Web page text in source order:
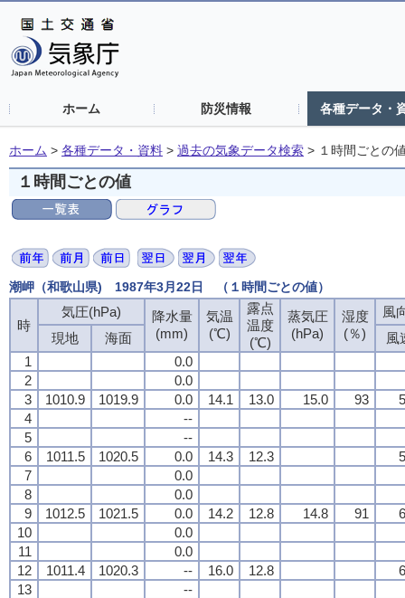
ホーム 防災情報 各種データ・
ホーム > 各種データ・資料 > 過去の気象データ検索 > １時間ごとの
１時間ごとの値
潮岬（和歌山県) 1987年3月22日 （１時間ごとの値）
時
気圧(hPa)
降水量
(mm)
気温
(℃)
露点
温度
(℃)
蒸気圧
(hPa)
湿度
(％)
風
現地
海面
風
1
0.0
2
0.0
3
1010.9 1019.9 0.0 14.1 13.0 15.0 93
4
--
5
--
6
1011.5 1020.5 0.0 14.3 12.3
7
0.0
8
0.0
9
1012.5 1021.5 0.0 14.2 12.8 14.8 91
10
0.0
11
0.0
12
1011.4 1020.3 -- 16.0 12.8
13
--
時
気圧(hPa)
降水量
(mm)
気温
(℃)
露点
温度
(℃)
蒸気圧
(hPa)
湿度
(％)
風
現地
海面
風
1
0.0
2
0.0
3
1010.9 1019.9 0.0 14.1 13.0 15.0 93
4
--
5
--
6
1011.5 1020.5 0.0 14.3 12.3
7
0.0
8
0.0
9
1012.5 1021.5 0.0 14.2 12.8 14.8 91
10
0.0
11
0.0
12
1011.4 1020.3 -- 16.0 12.8
13
--
時
気圧(hPa)
降水量
(mm)
気温
(℃)
露点
温度
(℃)
蒸気圧
(hPa)
湿度
(％)
風
現地
海面
風
1
0.0
2
0.0
3
1010.9 1019.9 0.0 14.1 13.0 15.0 93
4
--
5
--
6
1011.5 1020.5 0.0 14.3 12.3
7
0.0
8
0.0
9
1012.5 1021.5 0.0 14.2 12.8 14.8 91
10
0.0
11
0.0
12
1011.4 1020.3 -- 16.0 12.8
13
--
時
気圧(hPa)
降水量
(mm)
気温
(℃)
露点
温度
(℃)
蒸気圧
(hPa)
湿度
(％)
風
現地
海面
風
1
0.0
2
0.0
3
1010.9 1019.9 0.0 14.1 13.0 15.0 93
4
--
5
--
6
1011.5 1020.5 0.0 14.3 12.3
7
0.0
8
0.0
9
1012.5 1021.5 0.0 14.2 12.8 14.8 91
10
0.0
11
0.0
12
1011.4 1020.3 -- 16.0 12.8
13
--